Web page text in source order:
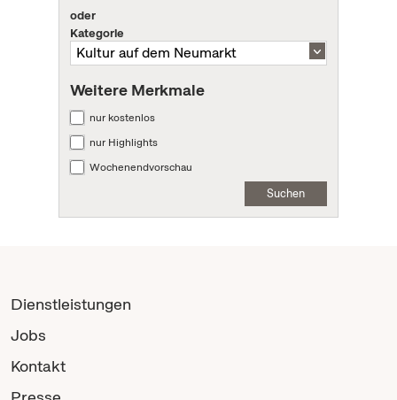
oder
Kategorie
Weitere Merkmale
nur kostenlos
nur Highlights
Wochenendvorschau
Suchen
Dienstleistungen
Jobs
Kontakt